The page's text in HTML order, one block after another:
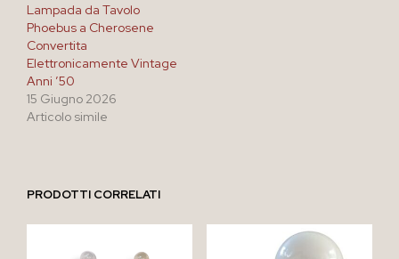
Lampada da Tavolo
Phoebus a Cherosene
Convertita
Elettronicamente Vintage
Anni ’50
15 Giugno 2026
Articolo simile
PRODOTTI CORRELATI